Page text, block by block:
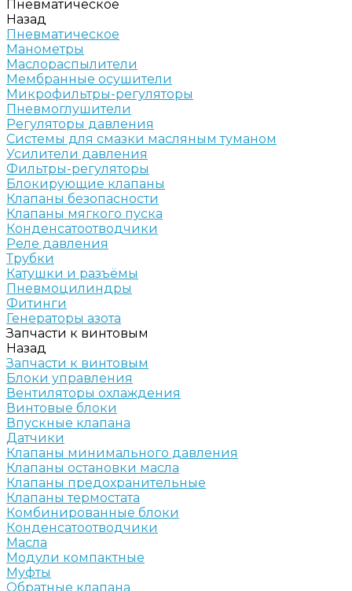
Пневматическое
Назад
Пневматическое
Манометры
Маслораспылители
Мембранные осушители
Микрофильтры-регуляторы
Пневмоглушители
Регуляторы давления
Системы для смазки масляным туманом
Усилители давления
Фильтры-регуляторы
Блокирующие клапаны
Клапаны безопасности
Клапаны мягкого пуска
Конденсатоотводчики
Реле давления
Трубки
Катушки и разъёмы
Пневмоцилиндры
Фитинги
Генераторы азота
Запчасти к винтовым
Назад
Запчасти к винтовым
Блоки управления
Вентиляторы охлаждения
Винтовые блоки
Впускные клапана
Датчики
Клапаны минимального давления
Клапаны остановки масла
Клапаны предохранительные
Клапаны термостата
Комбинированные блоки
Конденсатоотводчики
Масла
Модули компактные
Муфты
Обратные клапана